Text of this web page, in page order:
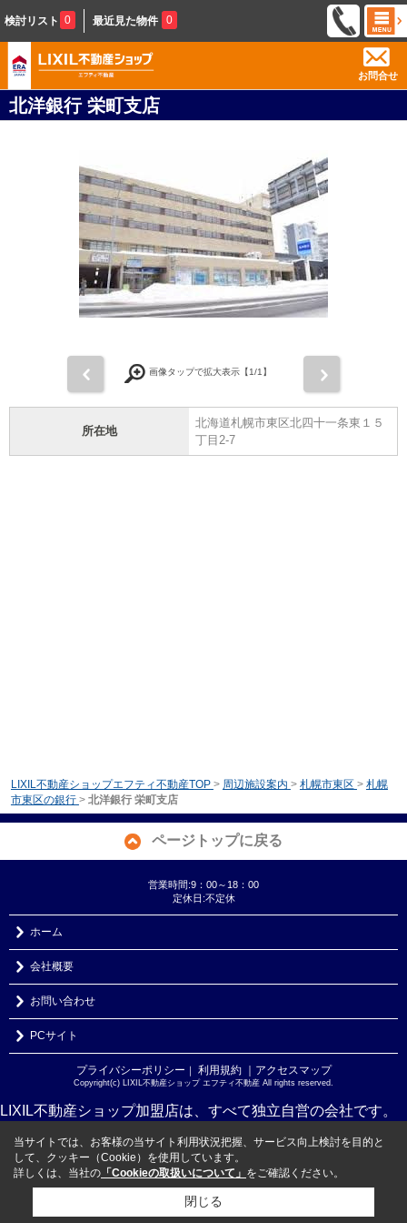
検討リスト 0 最近見た物件 0
お問合せ
北洋銀行 栄町支店
画像タップで拡大表示【1/1】
所在地
北海道札幌市東区北四十一条東１５
丁目2-7
LIXIL不動産ショップエフティ不動産TOP > 周辺施設案内 > 札幌市東区 > 札幌
市東区の銀行 > 北洋銀行 栄町支店
ページトップに戻る
営業時間:9：00～18：00
定休日:不定休
ホーム
会社概要
お問い合わせ
PCサイト
プライバシーポリシー ｜ 利用規約 ｜アクセスマップ
Copyright(c) LIXIL不動産ショップ エフティ不動産 All rights reserved.
LIXIL不動産ショップ加盟店は、すべて独立自営の会社です。
当サイトでは、お客様の当サイト利用状況把握、サービス向上検討を目的と
して、クッキー（Cookie）を使用しています。
詳しくは、当社の 「Cookieの取扱いについて」 をご確認ください。
閉じる